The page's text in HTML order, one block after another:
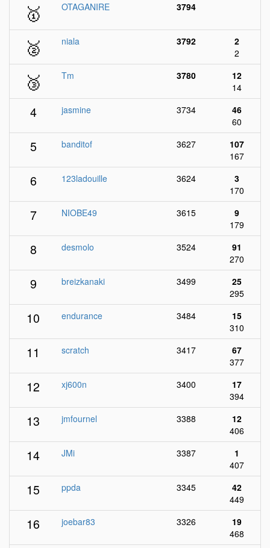
🥇 OTAGANIRE 3794
🥈 niala 3792
2
2
🥉 Tm 3780
12
14
4 jasmine 3734
46
60
5 banditof 3627
107
167
6 123ladouille 3624
3
170
7 NIOBE49 3615
9
179
8 desmolo 3524
91
270
9 breizkanaki 3499
25
295
10 endurance 3484
15
310
11 scratch 3417
67
377
12 xj600n 3400
17
394
13 jmfournel 3388
12
406
14 JMi 3387
1
407
15 ppda 3345
42
449
16 joebar83 3326
19
468